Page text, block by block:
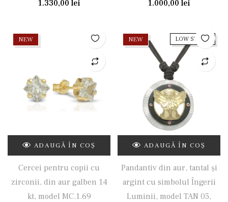
1.330,00 lei 1.000,00 lei
NEW
ADAUGĂ ÎN COȘ
Cercei pentru copii cu
zirconii, din aur galben 14
kt, model MC.1.69
LOW STOCK
NEW
ADAUGĂ ÎN COȘ
Pandantiv din aur, tantal și
argint cu simbolul Îngerii
Luminii, model TAN 05,